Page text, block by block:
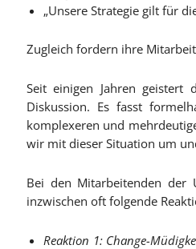
„Unsere Strategie gilt für
Zugleich fordern ihre
Seit einigen Jahren geistert
Diskussion. Es fasst
komplexeren und
wir mit dieser Situation um
Bei den Mitarbeitenden der
inzwischen oft folgende
Reaktion 1: Change-